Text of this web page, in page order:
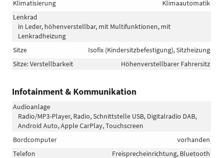
Klimatisierung
Klimaautomatik
Lenkrad
in Leder, höhenverstellbar, mit Multifunktionen, mit
Lenkradheizung
Sitze
Isofix (Kindersitzbefestigung), Sitzheizung
Sitze: Verstellbarkeit
Höhenverstellbarer Fahrersitz
Infotainment & Kommunikation
Audioanlage
Radio/MP3-Player, Radio, Schnittstelle USB, Digitalradio DAB,
Android Auto, Apple CarPlay, Touchscreen
Bordcomputer
vorhanden
Telefon
Freisprecheinrichtung, Bluetooth